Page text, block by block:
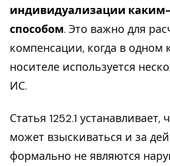
индивидуализации
способом. Это важно для
компенсации, когда в одном
носителе используется
ИС.
Статья 1252.1
может взыскиваться и за
формально не являются